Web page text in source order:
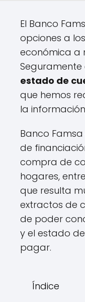
El Banco
opciones a
económica a
estado de
que hemos
la
Banco
de
compra de
hogares,
que resulta
extractos de
de poder
y el estado
pagar.
Índice